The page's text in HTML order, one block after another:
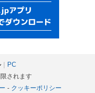
｜
PC
されます
- クッキーポリシー